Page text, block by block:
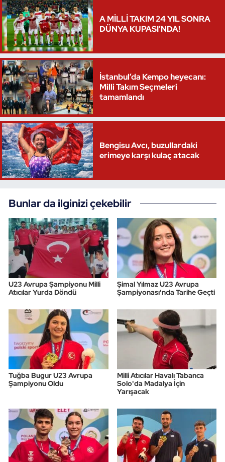
A MİLLİ TAKIM 24 YIL SONRA
DÜNYA KUPASI’NDA!
İstanbul’da Kempo heyecanı:
Milli Takım Seçmeleri
tamamlandı
Bengisu Avcı, buzullardaki
erimeye karşı kulaç atacak
Bunlar da ilginizi çekebilir
U23 Avrupa Şampiyonu Milli
Atıcılar Yurda Döndü
Şimal Yılmaz U23 Avrupa
Şampiyonası'nda Tarihe Geçti
Tuğba Bugur U23 Avrupa
Şampiyonu Oldu
Milli Atıcılar Havalı Tabanca
Solo'da Madalya İçin
Yarışacak